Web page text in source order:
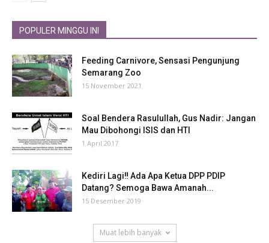
POPULER MINGGU INI
Feeding Carnivore, Sensasi Pengunjung
Semarang Zoo
15 November 2021
Soal Bendera Rasulullah, Gus Nadir: Jangan
Mau Dibohongi ISIS dan HTI
1 April 2017
Kediri Lagi‼ Ada Apa Ketua DPP PDIP
Datang? Semoga Bawa Amanah...
15 Desember 2019
Muat lebih banyak